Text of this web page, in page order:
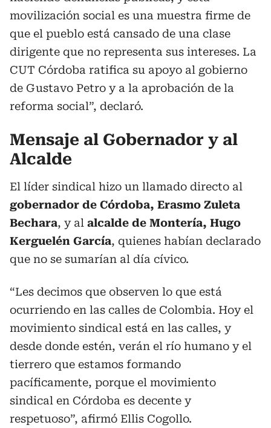
movilización social es una muestra firme de
que el pueblo está cansado de una clase
dirigente que no representa sus intereses. La
CUT Córdoba ratifica su apoyo al gobierno
de Gustavo Petro y a la aprobación de la
reforma social”, declaró.
Mensaje al Gobernador y al
Alcalde
El líder sindical hizo un llamado directo al
gobernador de Córdoba, Erasmo Zuleta
Bechara, y al alcalde de Montería, Hugo
Kerguelén García, quienes habían declarado
que no se sumarían al día cívico.
“Les decimos que observen lo que está
ocurriendo en las calles de Colombia. Hoy el
movimiento sindical está en las calles, y
desde donde estén, verán el río humano y el
tierrero que estamos formando
pacíficamente, porque el movimiento
sindical en Córdoba es decente y
respetuoso”, afirmó Ellis Cogollo.